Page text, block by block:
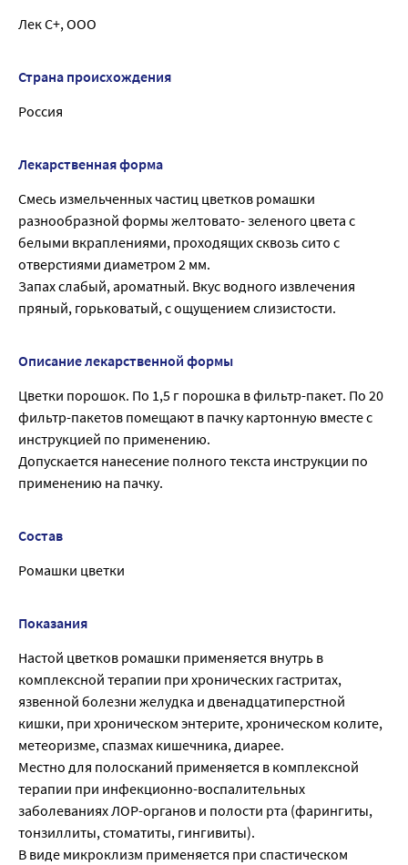
Лек С+, ООО
Страна происхождения
Россия
Лекарственная форма
Смесь измельченных частиц цветков ромашки
разнообразной формы желтовато- зеленого цвета с
белыми вкраплениями, проходящих сквозь сито с
отверстиями диаметром 2 мм.
Запах слабый, ароматный. Вкус водного извлечения
пряный, горьковатый, с ощущением слизистости.
Описание лекарственной формы
Цветки порошок. По 1,5 г порошка в фильтр-пакет. По 20
фильтр-пакетов помещают в пачку картонную вместе с
инструкцией по применению.
Допускается нанесение полного текста инструкции по
применению на пачку.
Состав
Ромашки цветки
Показания
Настой цветков ромашки применяется внутрь в
комплексной терапии при хронических гастритах,
язвенной болезни желудка и двенадцатиперстной
кишки, при хроническом энтерите, хроническом колите,
метеоризме, спазмах кишечника, диарее.
Местно для полосканий применяется в комплексной
терапии при инфекционно-воспалительных
заболеваниях ЛОР-органов и полости рта (фарингиты,
тонзиллиты, стоматиты, гингивиты).
В виде микроклизм применяется при спастическом